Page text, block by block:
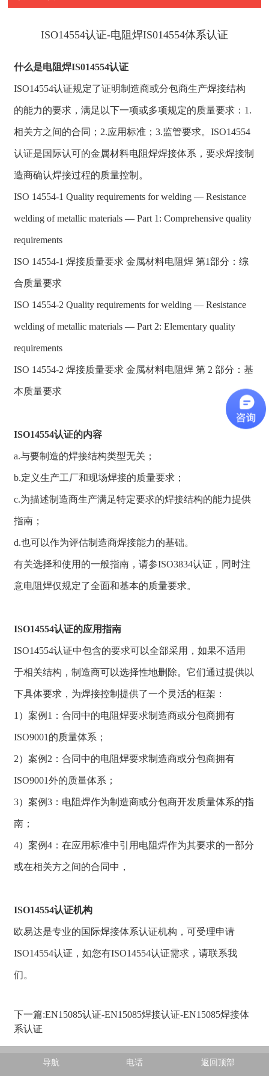
导航 电话 返回顶部
ISO14554认证-电阻焊IS014554体系认证
什么是电阻焊IS014554认证
ISO14554认证规定了证明制造商或分包商生产焊接结构
的能力的要求，满足以下一项或多项规定的质量要求：1.
相关方之间的合同；2.应用标准；3.监管要求。ISO14554
认证是国际认可的金属材料电阻焊焊接体系，要求焊接制
造商确认焊接过程的质量控制。
ISO 14554-1 Quality requirements for welding — Resistance
welding of metallic materials — Part 1: Comprehensive quality
requirements
ISO 14554-1 焊接质量要求 金属材料电阻焊 第1部分：综
合质量要求
ISO 14554-2 Quality requirements for welding — Resistance
welding of metallic materials — Part 2: Elementary quality
requirements
ISO 14554-2 焊接质量要求 金属材料电阻焊 第 2 部分：基
本质量要求
ISO14554认证的内容
a.与要制造的焊接结构类型无关；
b.定义生产工厂和现场焊接的质量要求；
c.为描述制造商生产满足特定要求的焊接结构的能力提供
指南；
d.也可以作为评估制造商焊接能力的基础。
有关选择和使用的一般指南，请参ISO3834认证，同时注
意电阻焊仅规定了全面和基本的质量要求。
ISO14554认证的应用指南
ISO14554认证中包含的要求可以全部采用，如果不适用
于相关结构，制造商可以选择性地删除。它们通过提供以
下具体要求，为焊接控制提供了一个灵活的框架：
1）案例1：合同中的电阻焊要求制造商或分包商拥有
ISO9001的质量体系；
2）案例2：合同中的电阻焊要求制造商或分包商拥有
ISO9001外的质量体系；
3）案例3：电阻焊作为制造商或分包商开发质量体系的指
南；
4）案例4：在应用标准中引用电阻焊作为其要求的一部分
或在相关方之间的合同中，
ISO14554认证机构
欧易达是专业的国际焊接体系认证机构，可受理申请
ISO14554认证，如您有ISO14554认证需求，请联系我
们。
下一篇:EN15085认证-EN15085焊接认证-EN15085焊接体
系认证
Copyright © 欧易达（上海）质量认证服务有限公司